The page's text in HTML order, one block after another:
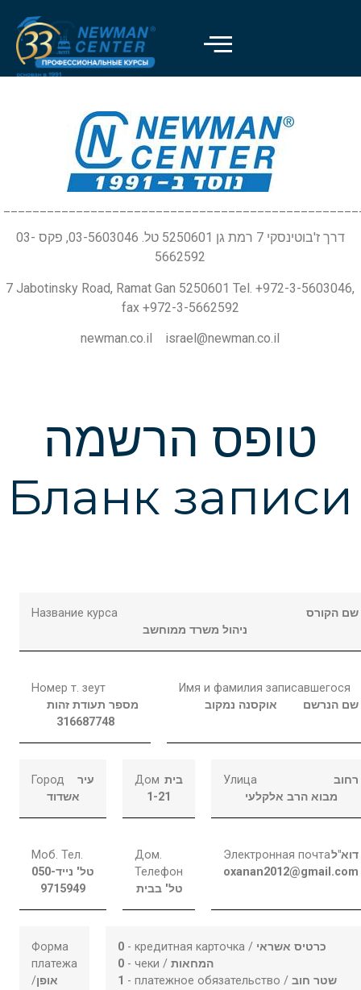
דרך ז'בוטינסקי 7 רמת גן 5250601 טל. 03-5603046, פקס 03-
5662592
7 Jabotinsky Road, Ramat Gan 5250601 Tel. +972-3-5603046,
fax +972-3-5662592
newman.co.il israel@newman.co.il
טופס הרשמה
Бланк записи
Название курса
שם הקורס
ניהול משרד ממוחשב
Номер т. зеут
מספר תעודת זהות
316687748
Имя и фамилия записавшегося
שם הנרשם
אוקסנה נמקוב
Город
עיר
אשדוד
Дом בית
1-21
Улица
רחוב
מבוא הרב אלקלעי
Моб. Тел.
טל' נייד050-
9715949
Дом.
Телефон
טל' בבית
Электронная почтаדוא"ל
oxanan2012@gmail.com
Форма
платежа
/אופן
0 - кредитная карточка / כרטיס אשראי
0 - чеки /המחאות
1 - платежное обязательство /שטר חוב